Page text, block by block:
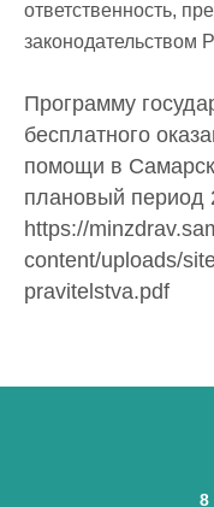
ответственность,
законодательством
Программу
бесплатного
помощи в
плановый период
https://
content/uploads/
pravitelstva.pdf
8